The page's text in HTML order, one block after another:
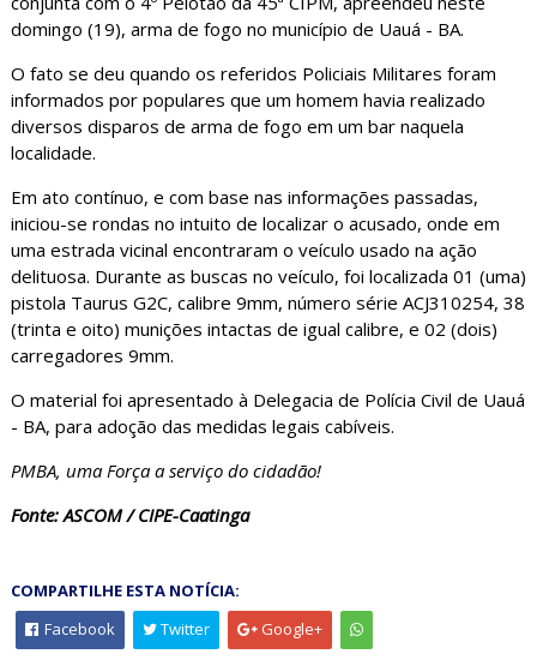
domingo (19), arma de fogo no município de Uauá - BA.
O fato se deu quando os referidos Policiais Militares foram
informados por populares que um homem havia realizado
diversos disparos de arma de fogo em um bar naquela
localidade.
Em ato contínuo, e com base nas informações passadas,
iniciou-se rondas no intuito de localizar o acusado, onde em
uma estrada vicinal encontraram o veículo usado na ação
delituosa. Durante as buscas no veículo, foi localizada 01 (uma)
pistola Taurus G2C, calibre 9mm, número série ACJ310254, 38
(trinta e oito) munições intactas de igual calibre, e 02 (dois)
carregadores 9mm.
O material foi apresentado à Delegacia de Polícia Civil de Uauá
- BA, para adoção das medidas legais cabíveis.
PMBA, uma Força a serviço do cidadão!
Fonte: ASCOM / CIPE-Caatinga
COMPARTILHE ESTA NOTÍCIA:
Facebook
Twitter Google+